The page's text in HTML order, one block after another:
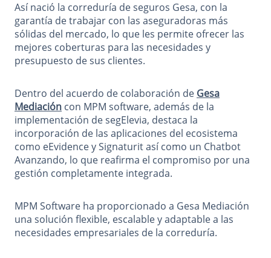
Así nació la correduría de seguros Gesa, con la
garantía de trabajar con las aseguradoras más
sólidas del mercado, lo que les permite ofrecer las
mejores coberturas para las necesidades y
presupuesto de sus clientes.
Dentro del acuerdo de colaboración de Gesa
Mediación con MPM software, además de la
implementación de segElevia, destaca la
incorporación de las aplicaciones del ecosistema
como eEvidence y Signaturit así como un Chatbot
Avanzando, lo que reafirma el compromiso por una
gestión completamente integrada.
MPM Software ha proporcionado a Gesa Mediación
una solución flexible, escalable y adaptable a las
necesidades empresariales de la correduría.